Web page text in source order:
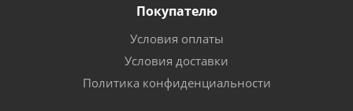
Покупателю
Условия оплаты
Условия доставки
Политика конфиденциальности